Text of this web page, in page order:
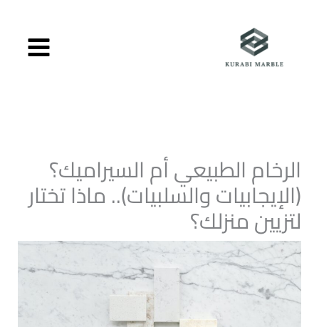
الرخام الطبيعي أم السيراميك؟
(الإيجابيات والسلبيات).. ماذا تختار
لتزيين منزلك؟